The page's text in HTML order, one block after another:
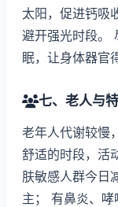
太阳，促进钙吸
避开强光时段。
眠，让身体器官
七、老人与
老年人代谢较慢
舒适的时段，活
肤敏感人群今日
主； 有鼻炎、